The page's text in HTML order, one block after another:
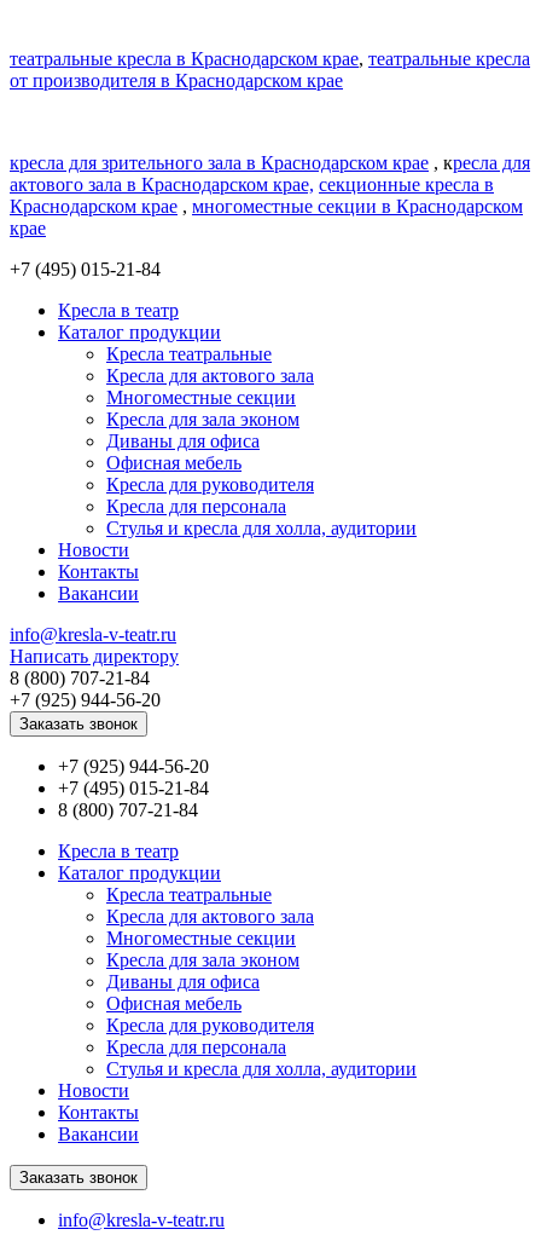
театральные кресла в Краснодарском крае, театральные кресла
от производителя в Краснодарском крае
кресла для зрительного зала в Краснодарском крае , кресла для
актового зала в Краснодарском крае, секционные кресла в
Краснодарском крае , многоместные секции в Краснодарском
крае
+7 (495) 015-21-84
Кресла в театр
Каталог продукции
Кресла театральные
Кресла для актового зала
Многоместные секции
Кресла для зала эконом
Диваны для офиса
Офисная мебель
Кресла для руководителя
Кресла для персонала
Стулья и кресла для холла, аудитории
Новости
Контакты
Вакансии
info@kresla-v-teatr.ru
Написать директору
8 (800) 707-21-84
+7 (925) 944-56-20
Заказать звонок
+7 (925) 944-56-20
+7 (495) 015-21-84
8 (800) 707-21-84
Кресла в театр
Каталог продукции
Кресла театральные
Кресла для актового зала
Многоместные секции
Кресла для зала эконом
Диваны для офиса
Офисная мебель
Кресла для руководителя
Кресла для персонала
Стулья и кресла для холла, аудитории
Новости
Контакты
Вакансии
Заказать звонок
info@kresla-v-teatr.ru